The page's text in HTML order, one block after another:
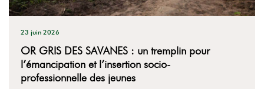
OR GRIS DES SAVANES : un tremplin pour
l’émancipation et l’insertion socio-
professionnelle des jeunes
23 juin 2026